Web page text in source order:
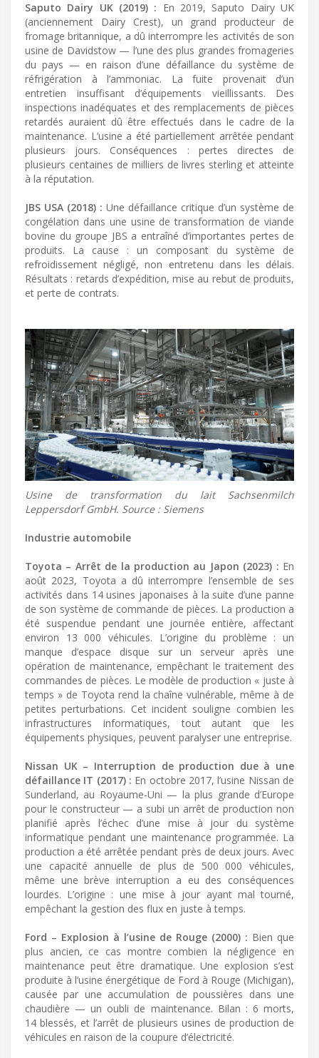
Saputo Dairy UK (2019) : En 2019, Saputo Dairy UK
(anciennement Dairy Crest), un grand producteur de
fromage britannique, a dû interrompre les activités de son
usine de Davidstow — l’une des plus grandes fromageries
du pays — en raison d’une défaillance du système de
réfrigération à l’ammoniac. La fuite provenait d’un
entretien insuffisant d’équipements vieillissants. Des
inspections inadéquates et des remplacements de pièces
retardés auraient dû être effectués dans le cadre de la
maintenance. L’usine a été partiellement arrêtée pendant
plusieurs jours. Conséquences : pertes directes de
plusieurs centaines de milliers de livres sterling et atteinte
à la réputation.
JBS USA (2018) : Une défaillance critique d’un système de
congélation dans une usine de transformation de viande
bovine du groupe JBS a entraîné d’importantes pertes de
produits. La cause : un composant du système de
refroidissement négligé, non entretenu dans les délais.
Résultats : retards d’expédition, mise au rebut de produits,
et perte de contrats.
Usine de transformation du lait Sachsenmilch
Leppersdorf GmbH. Source : Siemens
Industrie automobile
Toyota – Arrêt de la production au Japon (2023) : En
août 2023, Toyota a dû interrompre l’ensemble de ses
activités dans 14 usines japonaises à la suite d’une panne
de son système de commande de pièces. La production a
été suspendue pendant une journée entière, affectant
environ 13 000 véhicules. L’origine du problème : un
manque d’espace disque sur un serveur après une
opération de maintenance, empêchant le traitement des
commandes de pièces. Le modèle de production « juste à
temps » de Toyota rend la chaîne vulnérable, même à de
petites perturbations. Cet incident souligne combien les
infrastructures informatiques, tout autant que les
équipements physiques, peuvent paralyser une entreprise.
Nissan UK – Interruption de production due à une
défaillance IT (2017) : En octobre 2017, l’usine Nissan de
Sunderland, au Royaume-Uni — la plus grande d’Europe
pour le constructeur — a subi un arrêt de production non
planifié après l’échec d’une mise à jour du système
informatique pendant une maintenance programmée. La
production a été arrêtée pendant près de deux jours. Avec
une capacité annuelle de plus de 500 000 véhicules,
même une brève interruption a eu des conséquences
lourdes. L’origine : une mise à jour ayant mal tourné,
empêchant la gestion des flux en juste à temps.
Ford – Explosion à l’usine de Rouge (2000) : Bien que
plus ancien, ce cas montre combien la négligence en
maintenance peut être dramatique. Une explosion s’est
produite à l’usine énergétique de Ford à Rouge (Michigan),
causée par une accumulation de poussières dans une
chaudière — un oubli de maintenance. Bilan : 6 morts,
14 blessés, et l’arrêt de plusieurs usines de production de
véhicules en raison de la coupure d’électricité.